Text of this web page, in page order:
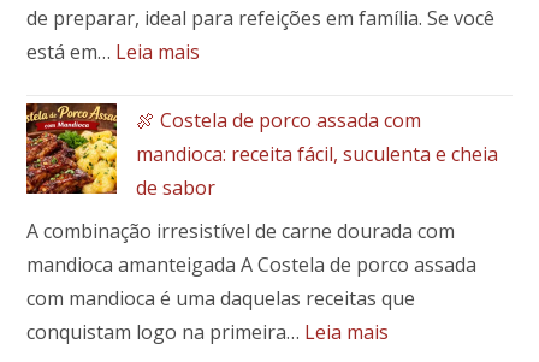
pães
e
especiais
de preparar, ideal para refeições em família. Se você
está em… Leia mais
de
com
Banana-
da-
Terra:
Um
Toque
Brasileiro
🍖 Costela de porco assada com
mandioca: receita fácil, suculenta e cheia
de sabor
A combinação irresistível de carne dourada com
mandioca amanteigada A Costela de porco assada
com mandioca é uma daquelas receitas que
conquistam logo na primeira… Leia mais